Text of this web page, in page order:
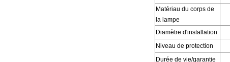
Matériau du corps de
la lampe
Diamètre d'installation
Niveau de protection
Durée de vie/garantie